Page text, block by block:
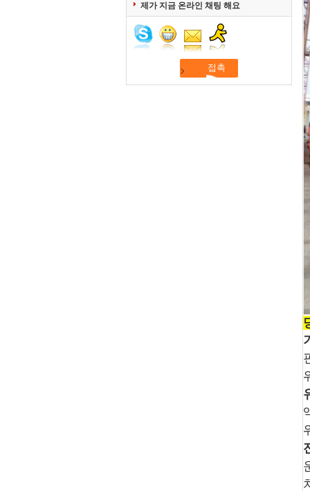
제가 지금 온라인 채팅 해요